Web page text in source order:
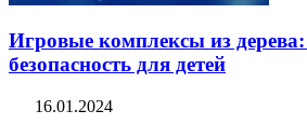
Игровые комплексы из дерева:
безопасность для детей
16.01.2024